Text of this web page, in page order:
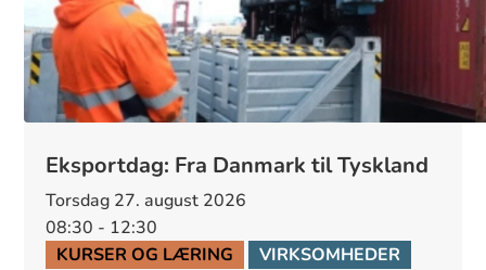
Eksportdag: Fra Danmark til Tyskland
torsdag 27. august 2026
08:30 - 12:30
KURSER OG LÆRING
VIRKSOMHEDER